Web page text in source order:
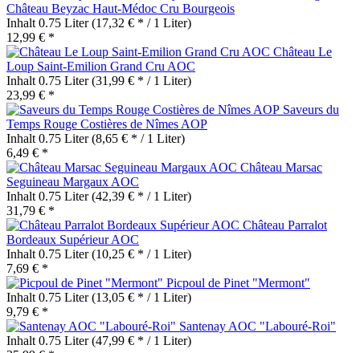
Château Beyzac Haut-Médoc Cru Bourgeois
Inhalt 0.75 Liter(17,32 € * / 1 Liter)
12,99 € *
Château Le
Loup Saint-Emilion Grand Cru AOC
Inhalt 0.75 Liter(31,99 € * / 1 Liter)
23,99 € *
Saveurs du
Temps Rouge Costières de Nîmes AOP
Inhalt 0.75 Liter(8,65 € * / 1 Liter)
6,49 € *
Château Marsac
Seguineau Margaux AOC
Inhalt 0.75 Liter(42,39 € * / 1 Liter)
31,79 € *
Château Parralot
Bordeaux Supérieur AOC
Inhalt 0.75 Liter(10,25 € * / 1 Liter)
7,69 € *
Picpoul de Pinet "Mermont"
Inhalt 0.75 Liter(13,05 € * / 1 Liter)
9,79 € *
Santenay AOC "Labouré-Roi"
Inhalt 0.75 Liter(47,99 € * / 1 Liter)